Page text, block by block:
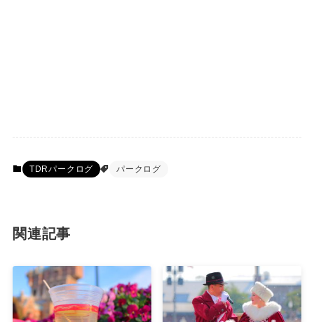
TDRパークログ パークログ
関連記事